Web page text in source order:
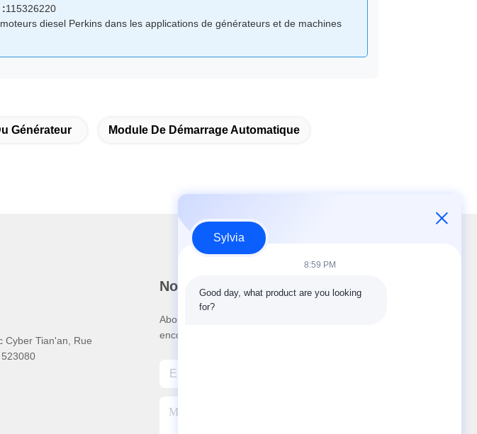
:115326220
diesel Perkins dans les applications de générateurs et de machines
Générateur Module De Démarrage Automatique
Cyber Tian'an, Rue
Notre newsletter
Abonnez-vous à notre newsletter pour des réductions et plus
encore.
Sylvia
8:59 PM
Good day, what product are you looking
for?